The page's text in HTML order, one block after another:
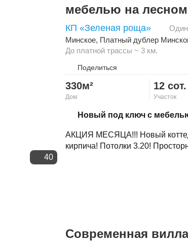
40
мебелью на лесном
КП «Зеленая роща»
Минское, Платный дублер
До платной трассы ~ 3 км.
Поделиться
Скопировать ссылку
330м²
Дом
12 сот.
Участок
Новый под ключ с
АКЦИЯ МЕСЯЦА!!! Новый
кирпича! Потолки 3.20!
Современная